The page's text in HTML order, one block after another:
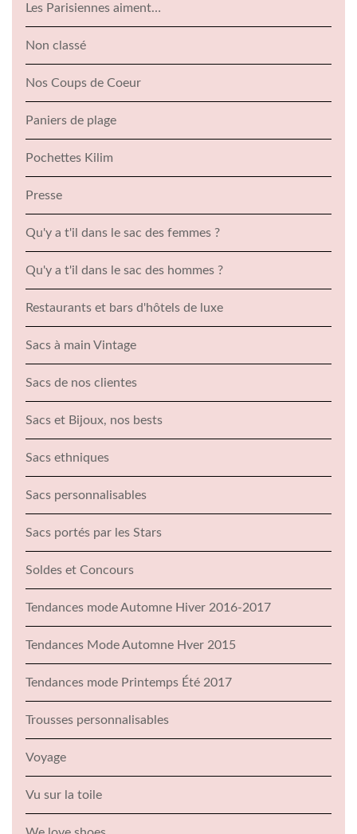
Les Parisiennes aiment…
Non classé
Nos Coups de Coeur
Paniers de plage
Pochettes Kilim
Presse
Qu'y a t'il dans le sac des femmes ?
Qu'y a t'il dans le sac des hommes ?
Restaurants et bars d'hôtels de luxe
Sacs à main Vintage
Sacs de nos clientes
Sacs et Bijoux, nos bests
Sacs ethniques
Sacs personnalisables
Sacs portés par les Stars
Soldes et Concours
Tendances mode Automne Hiver 2016-2017
Tendances Mode Automne Hver 2015
Tendances mode Printemps Été 2017
Trousses personnalisables
Voyage
Vu sur la toile